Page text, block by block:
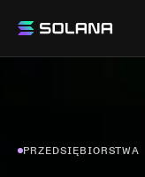
PRZEDSIĘBIORSTWA